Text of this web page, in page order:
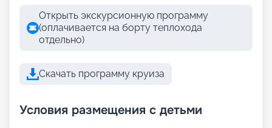
Открыть экскурсионную программу
(оплачивается на борту теплохода
отдельно)
Скачать программу круиза
Условия размещения с детьми